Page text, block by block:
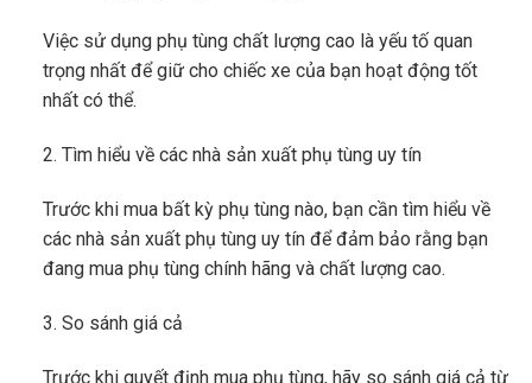
Việc sử dụng phụ tùng chất lượng cao là yếu tố quan
trọng nhất để giữ cho chiếc xe của bạn hoạt động tốt
nhất có thể.
2. Tìm hiểu về các nhà sản xuất phụ tùng uy tín
Trước khi mua bất kỳ phụ tùng nào, bạn cần tìm hiểu về
các nhà sản xuất phụ tùng uy tín để đảm bảo rằng bạn
đang mua phụ tùng chính hãng và chất lượng cao.
3. So sánh giá cả
Trước khi quyết định mua phụ tùng, hãy so sánh giá cả từ